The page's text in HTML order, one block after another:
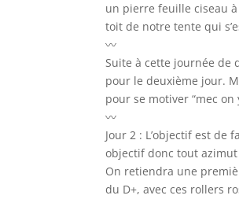
un pierre feuille ciseau
toit de notre tente qui
〰️
Suite à cette journée de
pour le deuxième jour.
pour se motiver “mec
〰️
Jour 2 : L’objectif est
objectif donc tout azimut
On retiendra une
du D+, avec ces rollers